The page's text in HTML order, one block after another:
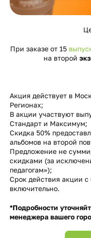
При заказе от 15
на второй
Акция действует в
Регионах;
В акции участвуют
Стандарт и Максимум;
Скидка 50%
альбомов на второй
Предложение не
скидками (за
педагогам»);
Срок действия акции
включительно.
*Подробности
менеджера вашего